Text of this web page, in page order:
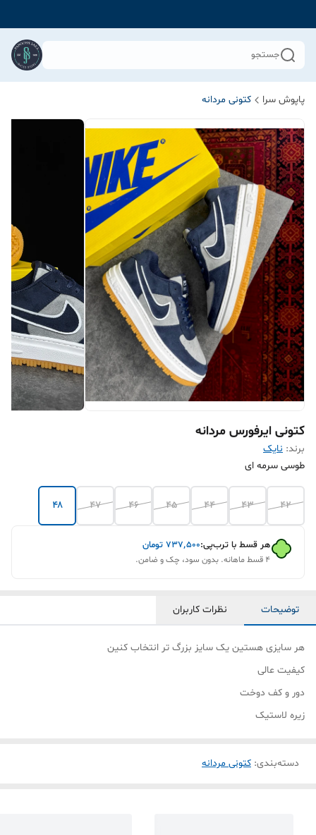
جستجو
پاپوش سرا کتونی مردانه
کتونی ایرفورس مردانه
برند: نایک
طوسی سرمه ای
۴۲ ۴۳ ۴۴ ۴۵ ۴۶ ۴۷ ۴۸
هر قسط با ترب‌پی:۷۳۷٬۵۰۰ تومان
۴ قسط ماهانه. بدون سود، چک و ضامن.
توضیحات نظرات کاربران
هر سایزی هستین یک سایز بزرگ تر انتخاب کنین
کیفیت عالی
دور و کف دوخت
زیره لاستیک
دسته‌بندی: کتونی مردانه